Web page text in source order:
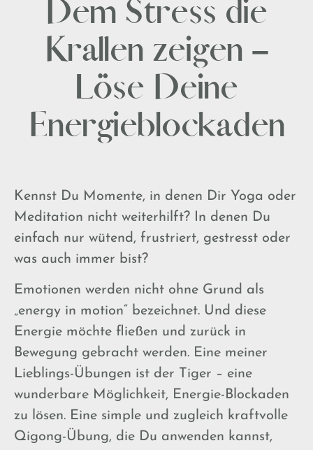
Dem Stress die
Krallen zeigen –
Löse Deine
Energieblockaden
Kennst Du Momente, in denen Dir Yoga oder
Meditation nicht weiterhilft? In denen Du
einfach nur wütend, frustriert, gestresst oder
was auch immer bist?
Emotionen werden nicht ohne Grund als
„energy in motion“ bezeichnet. Und diese
Energie möchte fließen und zurück in
Bewegung gebracht werden. Eine meiner
Lieblings-Übungen ist der Tiger – eine
wunderbare Möglichkeit, Energie-Blockaden
zu lösen. Eine simple und zugleich kraftvolle
Qigong-Übung, die Du anwenden kannst,